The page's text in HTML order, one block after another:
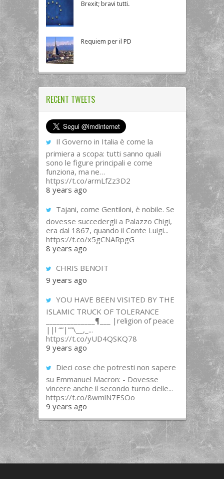
Brexit; bravi tutti.
Requiem per il PD
RECENT TWEETS
Il Governo in Italia è come la
primiera a scopa: tutti sanno quali
sono le figure principali e come
funziona, ma ne…
https://t.co/armLfZz3D2
8 years ago
Tajani, come Gentiloni, è nobile. Se
dovesse succedergli a Palazzo Chigi,
era dal 1867, quando il Conte Luigi...
https://t.co/x5gCNARpgG
8 years ago
CHRIS BENOIT
9 years ago
YOU HAVE BEEN VISITED BY THE
ISLAMIC TRUCK OF TOLERANCE
______________¶___ |religion of peace
||l “”|””\__,_...
https://t.co/yUD4QSKQ78
9 years ago
Dieci cose che potresti non sapere
su Emmanuel Macron: - Dovesse
vincere anche il secondo turno delle...
https://t.co/8wmlN7ESOo
9 years ago